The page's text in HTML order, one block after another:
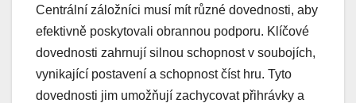
Centrální záložníci musí mít různé dovednosti, aby
efektivně poskytovali obrannou podporu. Klíčové
dovednosti zahrnují silnou schopnost v soubojích,
vynikající postavení a schopnost číst hru. Tyto
dovednosti jim umožňují zachycovat přihrávky a